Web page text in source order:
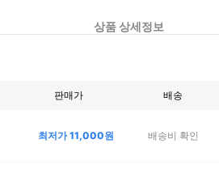
상품 상세정보
판매가 배송
최저가11,000원 배송비 확인